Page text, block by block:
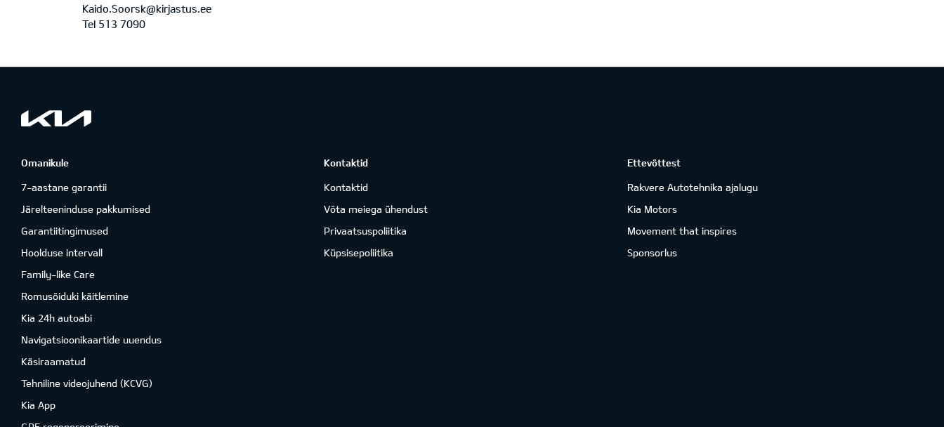
Kaido.Soorsk@kirjastus.ee
Tel 513 7090
Omanikule
7-aastane garantii
Järelteeninduse pakkumised
Garantiitingimused
Hoolduse intervall
Family-like Care
Romusõiduki käitlemine
Kia 24h autoabi
Navigatsioonikaartide uuendus
Käsiraamatud
Tehniline videojuhend (KCVG)
Kia App
Kontaktid
Kontaktid
Võta meiega ühendust
Privaatsuspoliitika
Küpsisepoliitika
Ettevõttest
Rakvere Autotehnika ajalugu
Kia Motors
Movement that inspires
Sponsorlus